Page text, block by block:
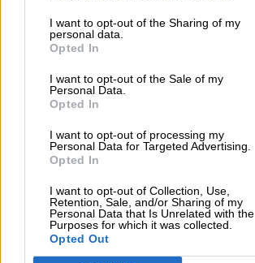
I want to opt-out of the Sharing of my
personal data.
Opted In
I want to opt-out of the Sale of my
Personal Data.
Opted In
I want to opt-out of processing my
Personal Data for Targeted Advertising.
Opted In
I want to opt-out of Collection, Use,
Retention, Sale, and/or Sharing of my
Personal Data that Is Unrelated with the
Purposes for which it was collected.
Opted Out
Chi
siamo